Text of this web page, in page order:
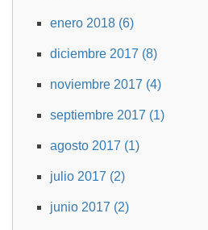
enero 2018 (6)
diciembre 2017 (8)
noviembre 2017 (4)
septiembre 2017 (1)
agosto 2017 (1)
julio 2017 (2)
junio 2017 (2)